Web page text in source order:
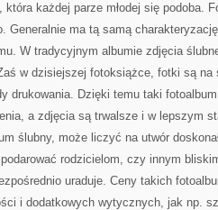
która każdej parze młodej się podoba.
Generalnie ma tą samą
W tradycyjnym albumie zdjęcia
w dzisiejszej fotoksiążce, fotki są na
drukowania. Dzięki temu taki
a zdjęcia są trwalsze i w lepszym
ślubny, może liczyć na utwór
rodzicielom, czy innym
uraduje. Ceny takich
i dodatkowych wytycznych, jak np.